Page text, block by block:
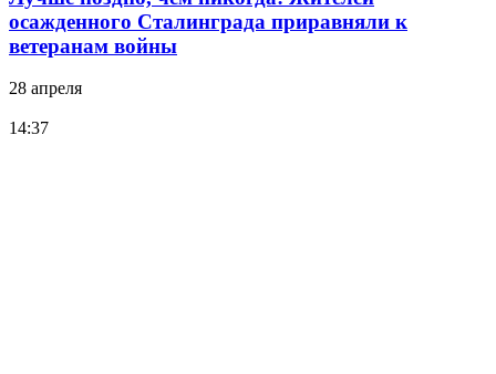
осажденного Сталинграда приравняли к
ветеранам войны
28 апреля
14:37